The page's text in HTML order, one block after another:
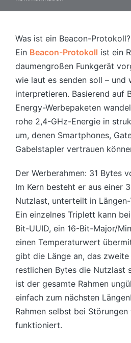
Was ist ein Beacon-Protokoll?
Ein Beacon-Protokoll ist ein
daumengroßen Funkgerät
wie laut es senden soll – und
interpretieren. Basierend auf
Energy-Werbepaketen
rohe 2,4-GHz-Energie in
um, denen Smartphones,
Gabelstapler vertrauen
Der Werberahmen: 31 Bytes
Im Kern besteht er aus einer
Nutzlast, unterteilt in
Ein einzelnes Triplett kann
Bit-UUID, ein 16-Bit-Major/
einen Temperaturwert
gibt die Länge an, das
restlichen Bytes die Nutzlast
ist der gesamte Rahmen
einfach zum nächsten
Rahmen selbst bei
funktioniert.